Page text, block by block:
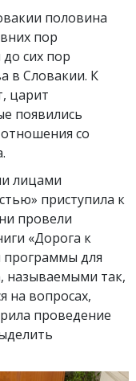
половина
пор
сих пор
в Словакии. К
царит
появились
со
лицами
приступила к
провели
«Дорога к
программы для
называемыми так,
на вопросах,
проведение